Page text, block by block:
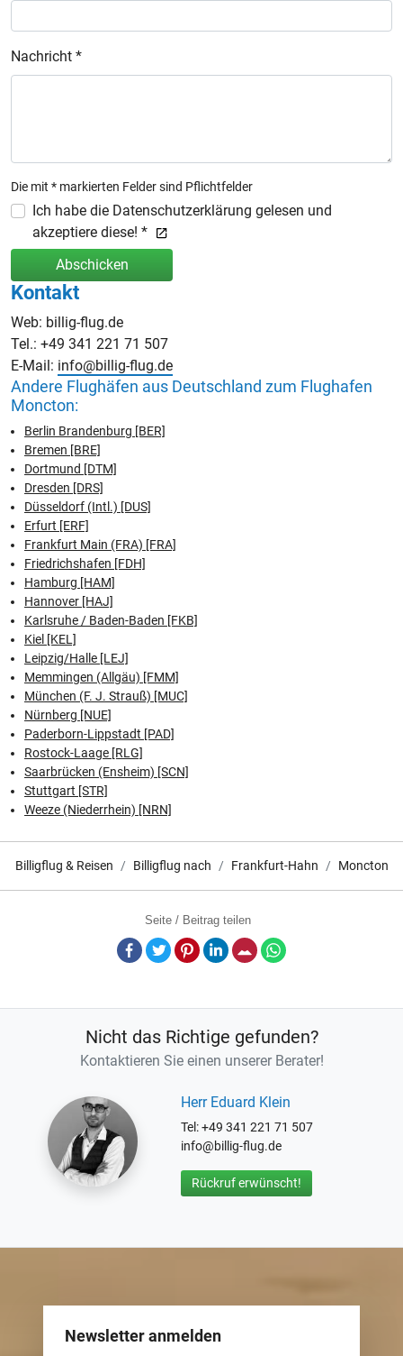
Nachricht *
Die mit * markierten Felder sind Pflichtfelder
Ich habe die Datenschutzerklärung gelesen und
akzeptiere diese! *
Abschicken
Kontakt
Web: billig-flug.de
Tel.: +49 341 221 71 507
E-Mail: info@billig-flug.de
Andere Flughäfen aus Deutschland zum Flughafen
Moncton:
Berlin Brandenburg [BER]
Bremen [BRE]
Dortmund [DTM]
Dresden [DRS]
Düsseldorf (Intl.) [DUS]
Erfurt [ERF]
Frankfurt Main (FRA) [FRA]
Friedrichshafen [FDH]
Hamburg [HAM]
Hannover [HAJ]
Karlsruhe / Baden-Baden [FKB]
Kiel [KEL]
Leipzig/Halle [LEJ]
Memmingen (Allgäu) [FMM]
München (F. J. Strauß) [MUC]
Nürnberg [NUE]
Paderborn-Lippstadt [PAD]
Rostock-Laage [RLG]
Saarbrücken (Ensheim) [SCN]
Stuttgart [STR]
Weeze (Niederrhein) [NRN]
Billigflug & Reisen Billigflug nach Frankfurt-Hahn Moncton
Seite / Beitrag teilen
Facebook
TwitterPinterestLinkedInE-Mail
Nicht das Richtige gefunden?
Kontaktieren Sie einen unserer Berater!
Herr Eduard Klein
Tel: +49 341 221 71 507
info@billig-flug.de
Rückruf erwünscht!
Newsletter anmelden